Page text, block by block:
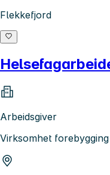
Flekkefjord
Arbeidsgiver
Virksomhet